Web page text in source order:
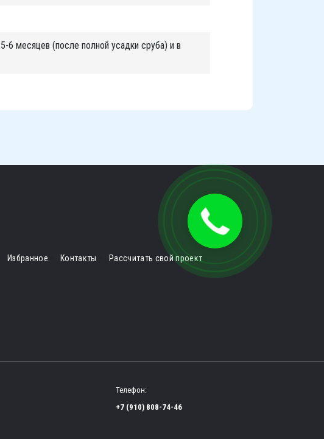
6 месяцев (после полной усадки сруба) и в
Избранное Контакты Рассчитать свой проект
Телефон:
+7 (910) 808-74-46